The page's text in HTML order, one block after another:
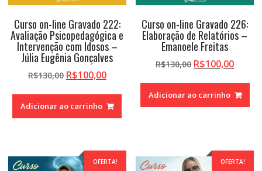
Curso on-line Gravado 222:
Avaliação Psicopedagógica e
Intervenção com Idosos –
Júlia Eugênia Gonçalves
R$130,00 O
original
era:
R$100,00O
atual
é:
Adicionar ao carrinho
Curso on-line Gravado 226:
Elaboração de Relatórios –
Emanoele Freitas
R$130,00 O
original
era:
R$100,00O
atual
é:
Adicionar ao carrinho
OFERTA! OFERTA!